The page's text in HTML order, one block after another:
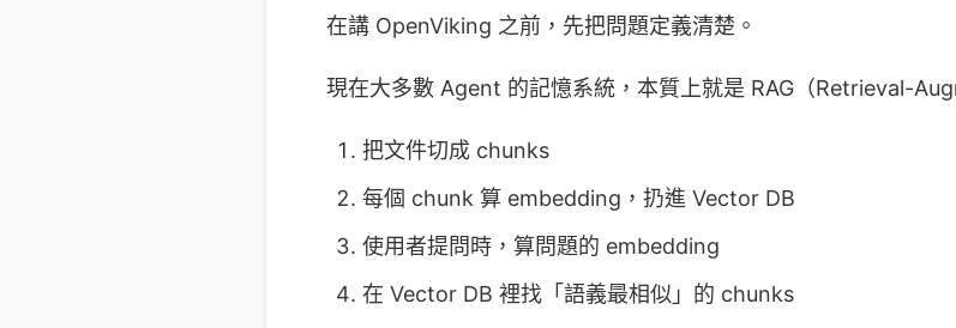
在講 OpenViking 之前，先把問題定義清楚。
現在大多數 Agent 的記憶系統，本質上就是 RAG（Retrieval-
把文件切成 chunks
每個 chunk 算 embedding，扔進 Vector DB
使用者提問時，算問題的 embedding
在 Vector DB 裡找「語義最相似」的 chunks